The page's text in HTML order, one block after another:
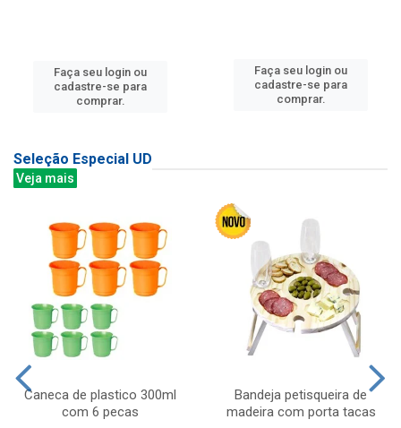
Faça seu login ou
cadastre-se para
comprar.
Faça seu login ou
cadastre-se para
comprar.
Seleção Especial UD
Veja mais
Caneca de plastico 300ml
com 6 pecas
Bandeja petisqueira de
madeira com porta tacas